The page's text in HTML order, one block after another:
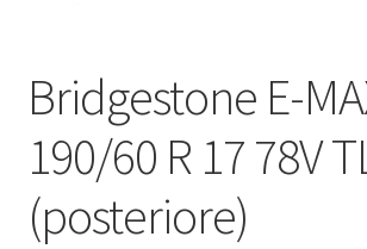
Bridgestone E-
190/60 R 17 78V
(posteriore)